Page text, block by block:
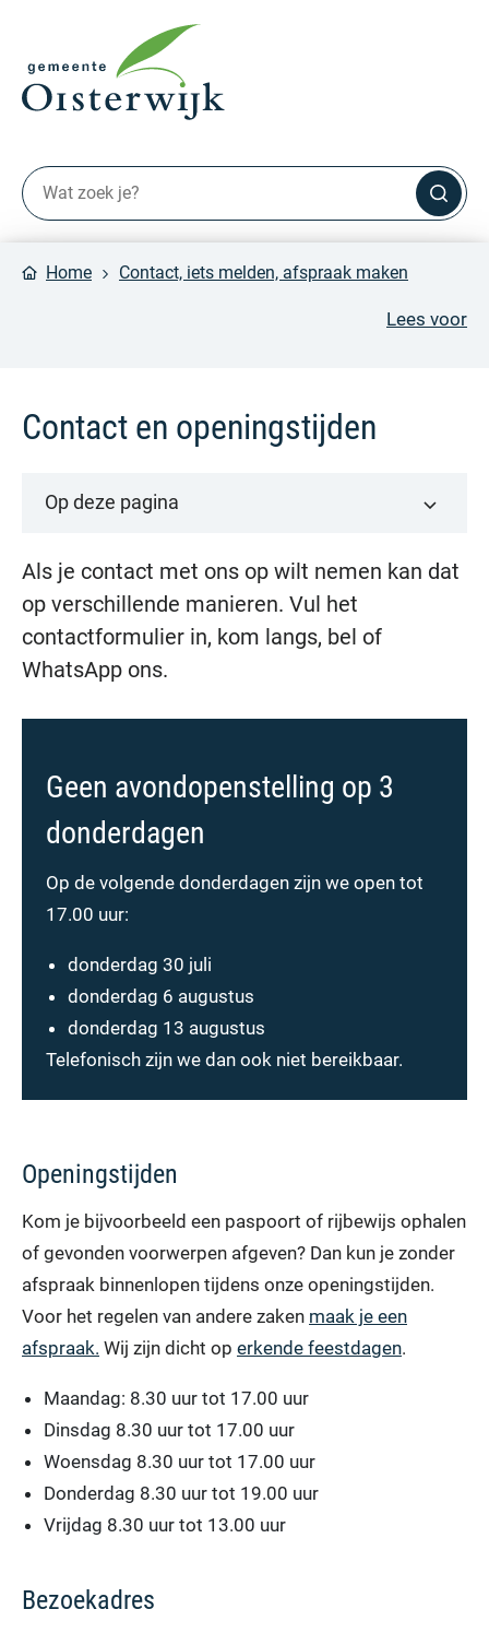
Home Contact, iets melden, afspraak maken
Lees voor
Contact en openingstijden
Als je contact met ons op wilt nemen kan dat
op verschillende manieren. Vul het
contactformulier in, kom langs, bel of
WhatsApp ons.
Geen avondopenstelling op 3
donderdagen
Op de volgende donderdagen zijn we open tot
17.00 uur:
donderdag 30 juli
donderdag 6 augustus
donderdag 13 augustus
Telefonisch zijn we dan ook niet bereikbaar.
Openingstijden
Kom je bijvoorbeeld een paspoort of rijbewijs ophalen
of gevonden voorwerpen afgeven? Dan kun je zonder
afspraak binnenlopen tijdens onze openingstijden.
Voor het regelen van andere zaken maak je een
afspraak. Wij zijn dicht op erkende feestdagen.
Maandag: 8.30 uur tot 17.00 uur
Dinsdag 8.30 uur tot 17.00 uur
Woensdag 8.30 uur tot 17.00 uur
Donderdag 8.30 uur tot 19.00 uur
Vrijdag 8.30 uur tot 13.00 uur
Bezoekadres
Op deze pagina